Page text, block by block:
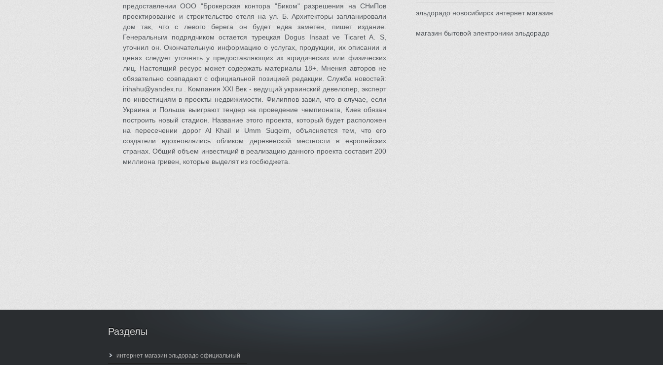
предоставлении ООО "Брокерская контора "Биком" разрешения на СНиПов
проектирование и строительство отеля на ул. Б. Архитекторы запланировали
дом так, что с левого берега он будет едва заметен, пишет издание.
Генеральным подрядчиком остается турецкая Dogus Insaat ve Ticaret A. S,
уточнил он. Окончательную информацию о услугах, продукции, их описании и
ценах следует уточнять у предоставляющих их юридических или физических
лиц. Настоящий ресурс может содержать материалы 18+. Мнения авторов не
обязательно совпадают с официальной позицией редакции. Служба новостей:
irihahu@yandex.ru . Компания XXI Век - ведущий украинский девелопер, эксперт
по инвестициям в проекты недвижимости. Филиппов завил, что в случае, если
Украина и Польша выиграют тендер на проведение чемпионата, Киев обязан
построить новый стадион. Название этого проекта, который будет расположен
на пересечении дорог Al Khail и Umm Suqeim, объясняется тем, что его
создатели вдохновлялись обликом деревенской местности в европейских
странах. Общий объем инвестиций в реализацию данного проекта составит 200
миллиона гривен, которые выделят из госбюджета.
эльдорадо новосибирск интернет магазин
магазин бытовой электроники эльдорадо
Разделы
интернет магазин эльдорадо официальный